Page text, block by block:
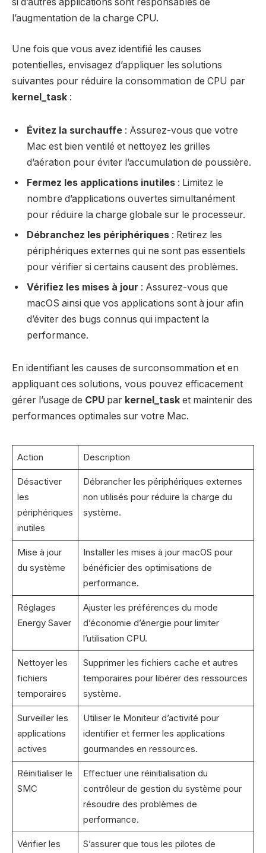
si d’autres applications sont responsables de
l’augmentation de la charge CPU.
Une fois que vous avez identifié les causes
potentielles, envisagez d’appliquer les solutions
suivantes pour réduire la consommation de CPU par
kernel_task :
Évitez la surchauffe : Assurez-vous que votre
Mac est bien ventilé et nettoyez les grilles
d’aération pour éviter l’accumulation de poussière.
Fermez les applications inutiles : Limitez le
nombre d’applications ouvertes simultanément
pour réduire la charge globale sur le processeur.
Débranchez les périphériques : Retirez les
périphériques externes qui ne sont pas essentiels
pour vérifier si certains causent des problèmes.
Vérifiez les mises à jour : Assurez-vous que
macOS ainsi que vos applications sont à jour afin
d’éviter des bugs connus qui impactent la
performance.
En identifiant les causes de surconsommation et en
appliquant ces solutions, vous pouvez efficacement
gérer l’usage de CPU par kernel_task et maintenir des
performances optimales sur votre Mac.
Action Description
Désactiver
les
périphériques
inutiles
Débrancher les périphériques externes
non utilisés pour réduire la charge du
système.
Mise à jour
du système
Installer les mises à jour macOS pour
bénéficier des optimisations de
performance.
Réglages
Energy Saver
Ajuster les préférences du mode
d’économie d’énergie pour limiter
l’utilisation CPU.
Nettoyer les
fichiers
temporaires
Supprimer les fichiers cache et autres
temporaires pour libérer des ressources
système.
Surveiller les
applications
actives
Utiliser le Moniteur d’activité pour
identifier et fermer les applications
gourmandes en ressources.
Réinitialiser le
SMC
Effectuer une réinitialisation du
contrôleur de gestion du système pour
résoudre des problèmes de
performance.
Vérifier les
S’assurer que tous les pilotes de